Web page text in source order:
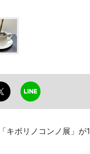
ボリノコンノ展」が